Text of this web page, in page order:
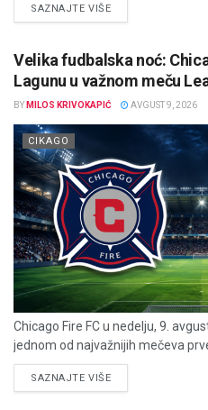
SAZNAJTE VIŠEDETAILS
Velika fudbalska noć:
Lagunu u važnom meču
BY MILOS KRIVOKAPIĆ AVGUST 9, 2026
CIKAGO
Chicago Fire FC u nedelju, 9.
jednom od najvažnijih mečeva
SAZNAJTE VIŠEDETAILS